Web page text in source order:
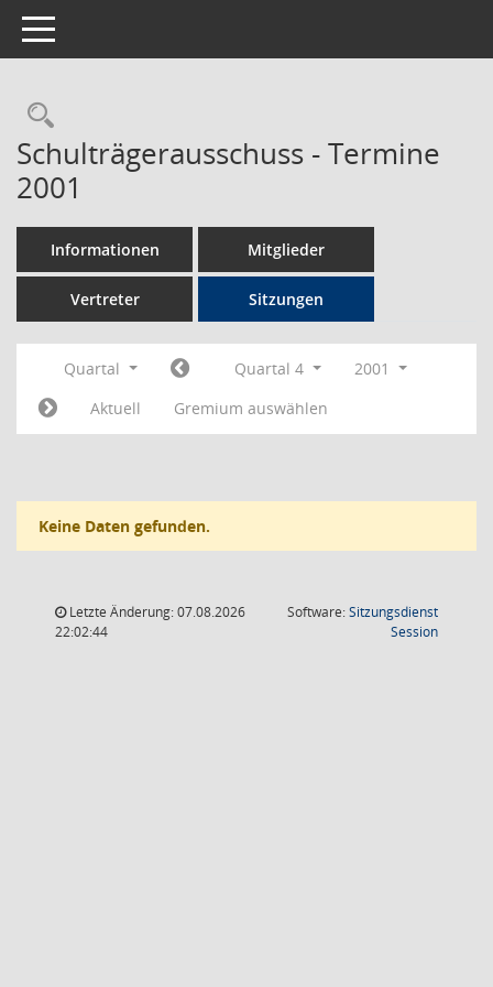
Toggle navigation
Rechercheauswahl
Schulträgerausschuss - Termine
2001
Informationen Mitglieder
Vertreter Sitzungen
Quartal Quartal 4
2001
Aktuell
Gremium auswählen
Keine Daten gefunden.
Letzte Änderung: 07.08.2026
22:02:44
Software:Sitzungsdienst
Session(Wird in